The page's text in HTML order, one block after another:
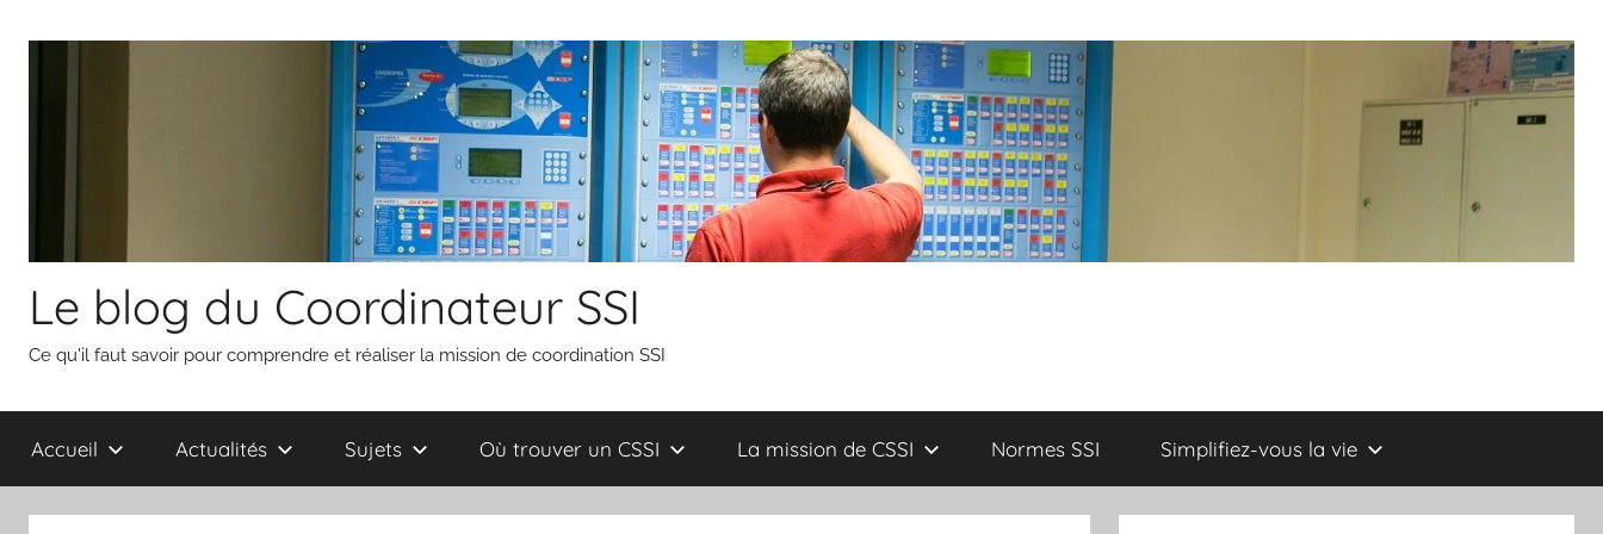
Le blog du Coordinateur SSI
Ce qu'il faut savoir pour comprendre et réaliser la mission de coordination SSI
Accueil Actualités Sujets Où trouver un CSSI La mission de CSSI Normes SSI Simplifiez-vous la vie